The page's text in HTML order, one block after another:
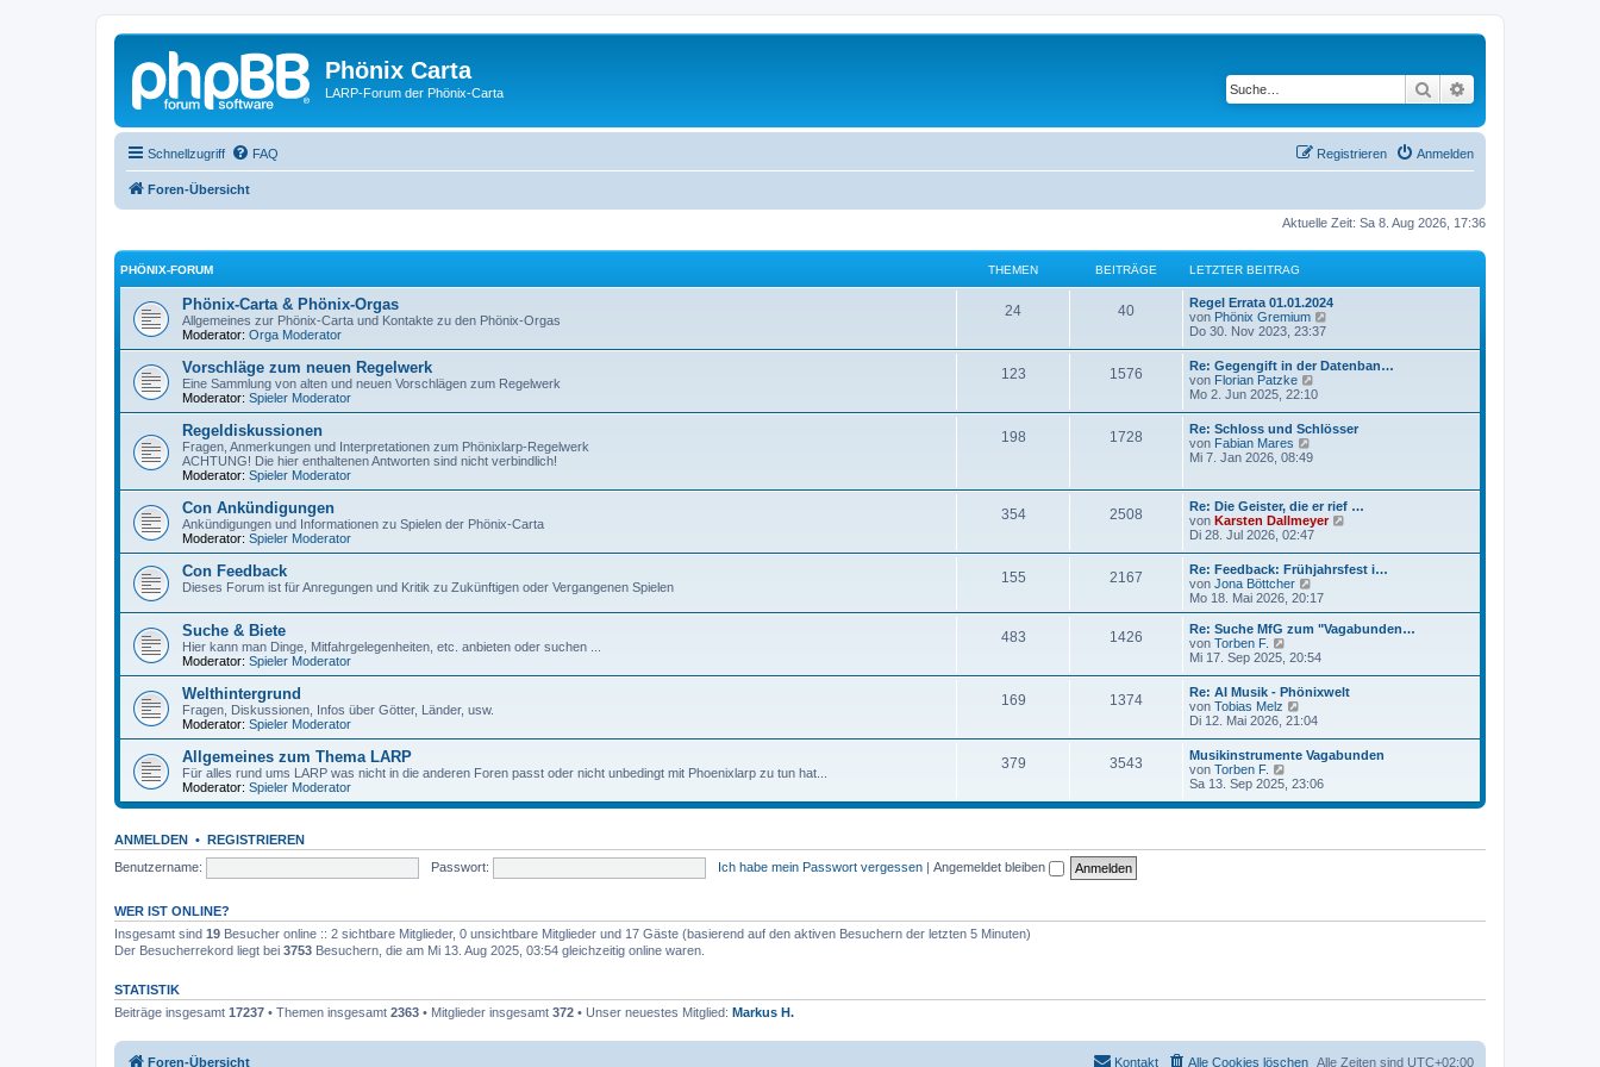
Phönix Carta
LARP-Forum der Phönix-Carta Suche
Schnellzugriff FAQ Anmelden
Registrieren
Foren-Übersicht
Aktuelle Zeit: Sa 8. Aug 2026, 17:36
PHÖNIX-FORUM THEMEN BEITRÄGE LETZTER BEITRAG
Phönix-Carta & Phönix-Orgas
Allgemeines zur Phönix-Carta und Kontakte zu den Phönix-Orgas
Moderator: Orga Moderator
24 40
Regel Errata 01.01.2024
von Phönix Gremium
s
r
B
r
a
g
Do 30. Nov 2023, 23:37
Vorschläge zum neuen Regelwerk
Eine Sammlung von alten und neuen Vorschlägen zum Regelwerk
Moderator: Spieler Moderator
123 1576
Re: Gegengift in der Datenban…
von Florian Patzke
e
e
s
B
e
i
r
a
g
Mo 2. Jun 2025, 22:10
Regeldiskussionen
Fragen, Anmerkungen und Interpretationen zum Phönixlarp-Regelwerk
ACHTUNG! Die hier enthaltenen Antworten sind nicht verbindlich!
Moderator: Spieler Moderator
198 1728
Re: Schloss und Schlösser
von Fabian Mares
e
t
e
r
B
e
t
r
a
Mi 7. Jan 2026, 08:49
Con Ankündigungen
Ankündigungen und Informationen zu Spielen der Phönix-Carta
Moderator: Spieler Moderator
354 2508
Re: Die Geister, die er rief …
von Karsten Dallmeyer
e
s
r
B
t
r
Di 28. Jul 2026, 02:47
Con Feedback
Dieses Forum ist für Anregungen und Kritik zu Zukünftigen oder Vergangenen Spielen
155 2167
Re: Feedback: Frühjahrsfest i…
von Jona Böttcher
e
u
e
t
r
B
i
t
r
g
Mo 18. Mai 2026, 20:17
Suche & Biete
Hier kann man Dinge, Mitfahrgelegenheiten, etc. anbieten oder suchen ...
Moderator: Spieler Moderator
483 1426
Re: Suche MfG zum "Vagabunden…
von Torben F.
e
e
s
t
e
r
B
i
t
r
Mi 17. Sep 2025, 20:54
Welthintergrund
Fragen, Diskussionen, Infos über Götter, Länder, usw.
Moderator: Spieler Moderator
169 1374
Re: AI Musik - Phönixwelt
von Tobias Melz
e
e
s
t
e
r
i
Di 12. Mai 2026, 21:04
Allgemeines zum Thema LARP
Für alles rund ums LARP was nicht in die anderen Foren passt oder nicht unbedingt mit Phoenixlarp zu tun hat...
Moderator: Spieler Moderator
379 3543
Musikinstrumente Vagabunden
von Torben F.
e
e
e
t
Sa 13. Sep 2025, 23:06
ANMELDEN • REGISTRIEREN
Benutzername:
Passwort: Ich habe mein Passwort vergessen | Angemeldet bleiben
WER IST ONLINE?
Insgesamt sind 19 Besucher online :: 2 sichtbare Mitglieder, 0 unsichtbare Mitglieder und 17 Gäste (basierend auf den aktiven Besuchern der letzten 5 Minuten)
Der Besucherrekord liegt bei 3753 Besuchern, die am Mi 13. Aug 2025, 03:54 gleichzeitig online waren.
STATISTIK
Beiträge insgesamt 17237 • Themen insgesamt 2363 • Mitglieder insgesamt 372 • Unser neuestes Mitglied: Markus H.
Foren-Übersicht Alle Zeiten sind UTC+02:00
Alle Cookies löschen
Kontakt